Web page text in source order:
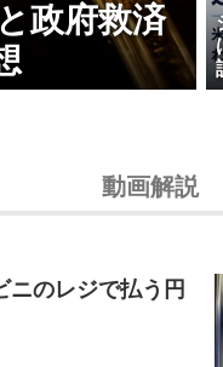
政府救済
動画解説
のレジで払う円